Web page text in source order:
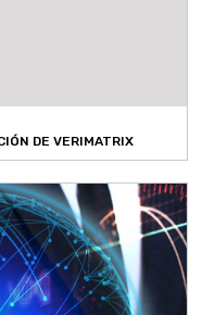
DE VERIMATRIX